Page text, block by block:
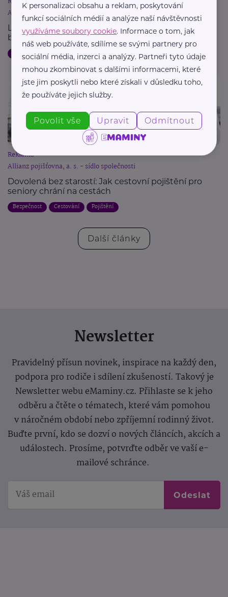
Allianz pojišťovna, a. s. - sídlo společnosti
Letní dovolená a pojištění: Jak chránit svůj majetek
během cest
Dovolená Bezpečnost Cestování Pojištění
Reklama
Allianz pojišťovna, a. s. - sídlo společnosti
Dovolená bez starostí: Jak cestovní pojištění pro
seniory chrání na cestách
Bezpečnost Cestování Pojištění
Další články
Newsletter
Pravidelný přísun novinek, inspirace na každý den,
podpora pro rodiče i sdílení zkušeností. Takový je
Newsletter webu eMaminy.cz. Přihlaste se k jeho
odběru a čtěte o tématech, které vám pomohou
v náročném období nebo zpříjemní rodinný život.
Buďte první, kdo se dozví o nových článcích, akcích a
událostech. Prosíme, potvrďte odběr ve vaší e-
mailové schránce.
Odeslat
K personalizaci obsahu a reklam, poskytování
funkcí sociálních médií a analýze naší návštěvnosti
využíváme soubory cookie. Informace o tom, jak
náš web používáte, sdílíme se svými partnery pro
sociální média, inzerci a analýzy. Partneři tyto údaje
mohou zkombinovat s dalšími informacemi, které
jste jim poskytli nebo které získali v důsledku toho,
že používáte jejich služby.
Povolit vše Upravit Odmítnout